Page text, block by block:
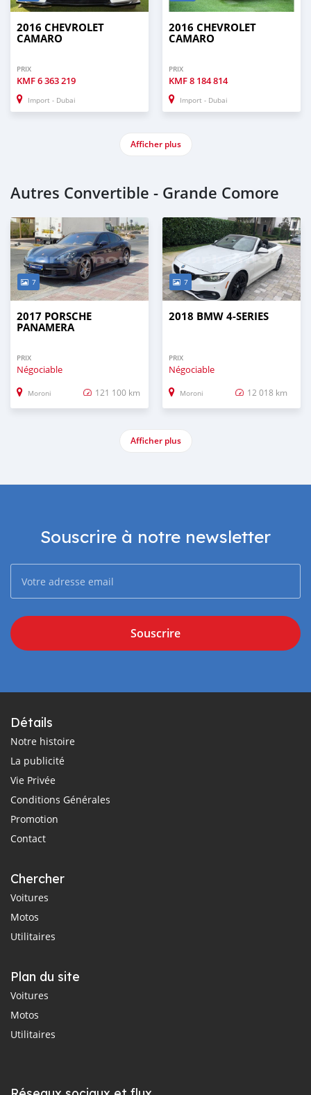
2016 CHEVROLET
CAMARO
PRIX
KMF6 363 219
Import - Dubai
2016 CHEVROLET
CAMARO
PRIX
KMF8 184 814
Import - Dubai
Afficher plus
Autres Convertible - Grande Comore
7
2017 PORSCHE
PANAMERA
PRIX
Négociable
Moroni 121 100 km
7
2018 BMW 4-SERIES
PRIX
Négociable
Moroni 12 018 km
Afficher plus
Souscrire à notre newsletter
Souscrire
Détails
Notre histoire
La publicité
Vie Privée
Conditions Générales
Promotion
Contact
Chercher
Voitures
Motos
Utilitaires
Plan du site
Voitures
Motos
Utilitaires